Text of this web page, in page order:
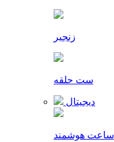
زنجیر
ست حلقه
دیجیتال
ساعت هوشمند